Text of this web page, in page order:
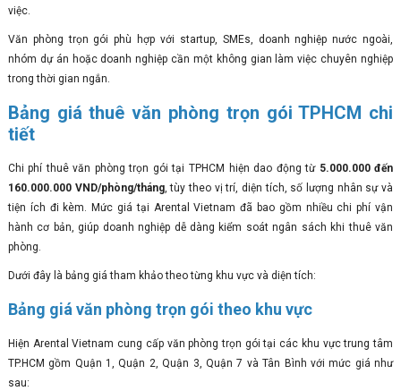
việc.
Văn phòng trọn gói phù hợp với startup, SMEs, doanh nghiệp nước ngoài,
nhóm dự án hoặc doanh nghiệp cần một không gian làm việc chuyên nghiệp
trong thời gian ngắn.
Bảng giá thuê văn phòng trọn gói TPHCM chi
tiết
Chi phí thuê văn phòng trọn gói tại TPHCM hiện dao động từ 5.000.000 đến
160.000.000 VND/phòng/tháng, tùy theo vị trí, diện tích, số lượng nhân sự và
tiện ích đi kèm. Mức giá tại Arental Vietnam đã bao gồm nhiều chi phí vận
hành cơ bản, giúp doanh nghiệp dễ dàng kiểm soát ngân sách khi thuê văn
phòng.
Dưới đây là bảng giá tham khảo theo từng khu vực và diện tích:
Bảng giá văn phòng trọn gói theo khu vực
Hiện Arental Vietnam cung cấp văn phòng trọn gói tại các khu vực trung tâm
TP.HCM gồm Quận 1, Quận 2, Quận 3, Quận 7 và Tân Bình với mức giá như
sau: